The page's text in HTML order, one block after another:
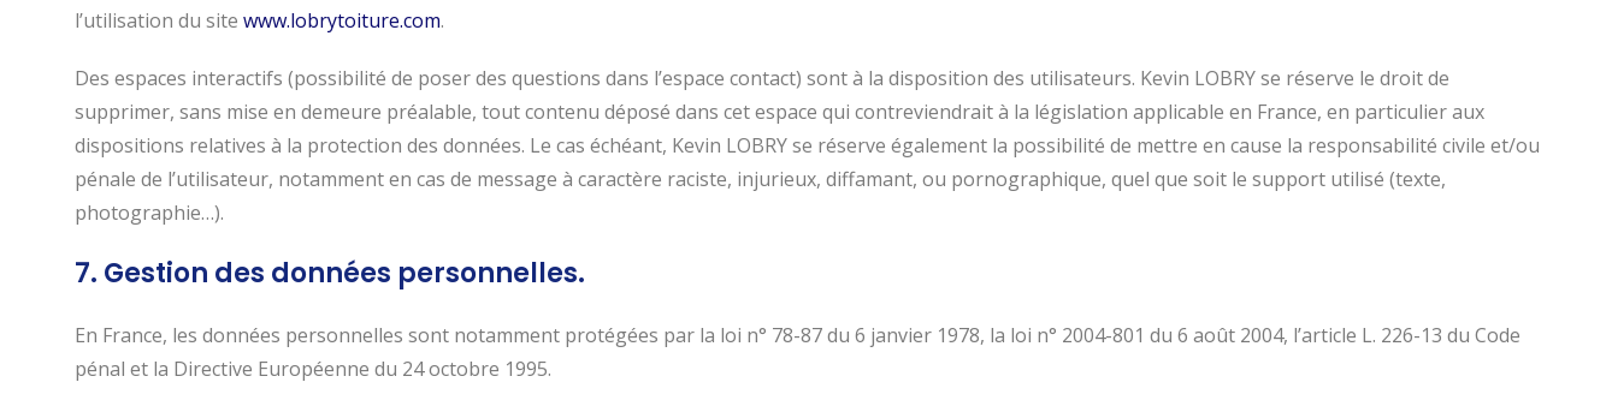
l’utilisation du site www.lobrytoiture.com.
Des espaces interactifs (possibilité de poser des questions dans l’espace contact) sont à la disposition des utilisateurs. Kevin LOBRY se réserve le droit de
supprimer, sans mise en demeure préalable, tout contenu déposé dans cet espace qui contreviendrait à la législation applicable en France, en particulier aux
dispositions relatives à la protection des données. Le cas échéant, Kevin LOBRY se réserve également la possibilité de mettre en cause la responsabilité civile et/ou
pénale de l’utilisateur, notamment en cas de message à caractère raciste, injurieux, diffamant, ou pornographique, quel que soit le support utilisé (texte,
photographie…).
7. Gestion des données personnelles.
En France, les données personnelles sont notamment protégées par la loi n° 78-87 du 6 janvier 1978, la loi n° 2004-801 du 6 août 2004, l’article L. 226-13 du Code
pénal et la Directive Européenne du 24 octobre 1995.